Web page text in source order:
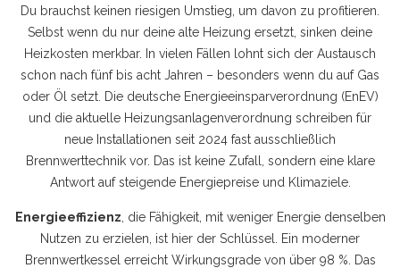
Du brauchst keinen riesigen Umstieg, um davon zu profitieren.
Selbst wenn du nur deine alte Heizung ersetzt, sinken deine
Heizkosten merkbar. In vielen Fällen lohnt sich der Austausch
schon nach fünf bis acht Jahren – besonders wenn du auf Gas
oder Öl setzt. Die deutsche Energieeinsparverordnung (EnEV)
und die aktuelle Heizungsanlagenverordnung schreiben für
neue Installationen seit 2024 fast ausschließlich
Brennwerttechnik vor. Das ist keine Zufall, sondern eine klare
Antwort auf steigende Energiepreise und Klimaziele.
Energieeffizienz die Fähigkeit, mit weniger Energie denselben
Nutzen zu erzielen , ist hier der Schlüssel. Ein moderner
Brennwertkessel erreicht Wirkungsgrade von über 98 %. Das